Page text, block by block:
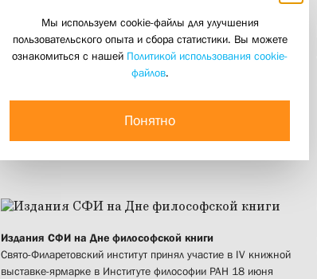
В СФИ откроется исторический факультет
Он должен стать научной лабораторией для целостного
осмысления истории церкви и общества в России в XX веке
Издания СФИ на Дне философской книги
Свято-Филаретовский институт принял участие в IV книжной
выставке-ярмарке в Институте философии РАН 18 июня
Мы используем cookie-файлы для улучшения
пользовательского опыта и сбора статистики. Вы можете
ознакомиться с нашей Политикой использования cookie-
файлов.
Понятно